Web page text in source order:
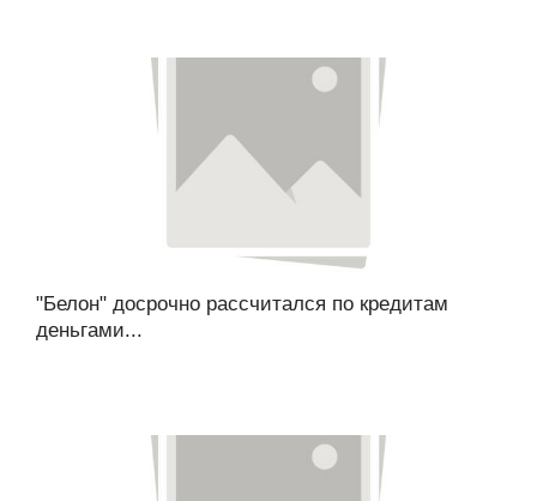
"Белон" досрочно рассчитался по кредитам
деньгами...